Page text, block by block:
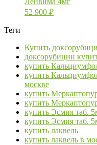
52 900 ₽
Теги
Купить
доксорубицин
купить
купить
москве
купить
купить
купить Эсмия таб.
купить Эсмия таб.
купить лаквель
купить лаквель в